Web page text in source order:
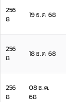
256
8
19 ธ.ค. 68
256
8
18 ธ.ค. 68
256
8
08 ธ.ค.
68